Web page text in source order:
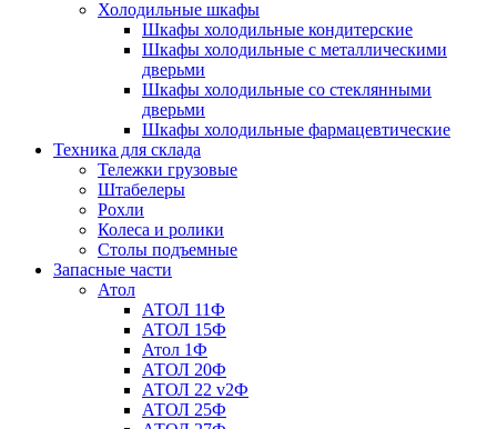
Холодильные шкафы
Шкафы холодильные кондитерские
Шкафы холодильные с металлическими
дверьми
Шкафы холодильные со стеклянными
дверьми
Шкафы холодильные фармацевтические
Техника для склада
Тележки грузовые
Штабелеры
Рохли
Колеса и ролики
Столы подъемные
Запасные части
Атол
АТОЛ 11Ф
АТОЛ 15Ф
Атол 1Ф
АТОЛ 20Ф
АТОЛ 22 v2Ф
АТОЛ 25Ф